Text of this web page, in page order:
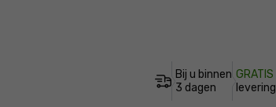
Bij u binnen
3 dagen
GRATIS
levering